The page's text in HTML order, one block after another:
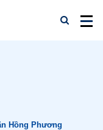
Hồng Phương